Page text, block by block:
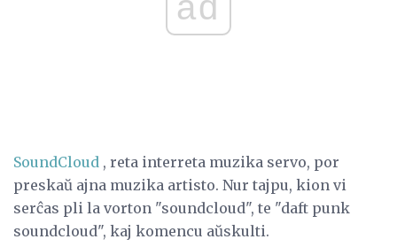
SoundCloud , reta interreta muzika servo, por
preskaŭ ajna muzika artisto. Nur tajpu, kion vi
serĉas pli la vorton "soundcloud", te "daft punk
soundcloud", kaj komencu aŭskulti.